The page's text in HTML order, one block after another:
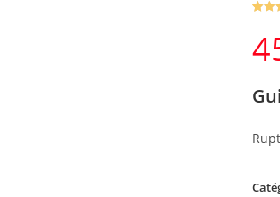
sur 5
basé